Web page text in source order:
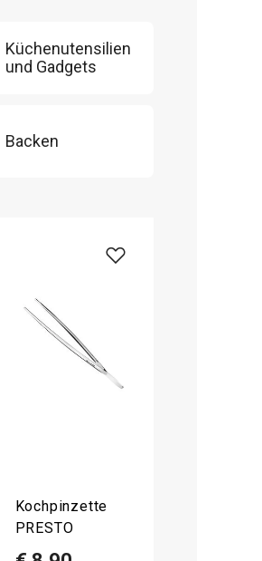
Küchenutensilien
und Gadgets
Backen
Kochpinzette
PRESTO